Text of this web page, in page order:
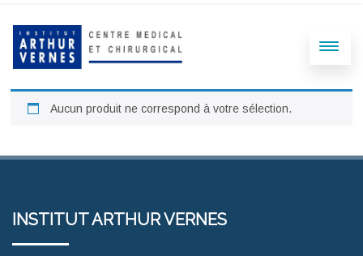
Aucun produit ne correspond à votre sélection.
INSTITUT ARTHUR VERNES